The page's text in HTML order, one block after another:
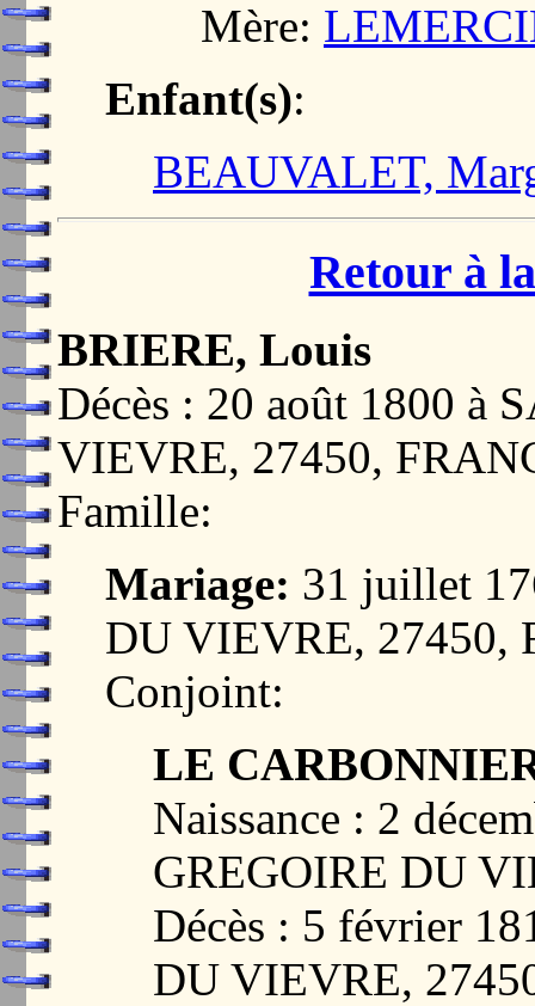
Mère:
Enfant(s):
BEAUVALET,
Retour à
BRIERE, Louis
Décès : 20 août 1800 à
VIEVRE, 27450,
Famille:
Mariage: 31 juillet
DU VIEVRE, 27450,
Conjoint:
LE
Naissance : 2
GREGOIRE DU
Décès : 5 février
DU VIEVRE,